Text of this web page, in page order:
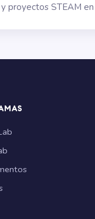
proyectos STEAM